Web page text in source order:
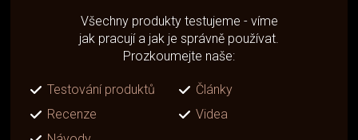
Všechny produkty testujeme - víme
jak pracují a jak je správně používat.
Prozkoumejte naše:
Testování produktů
Články
Recenze
Videa